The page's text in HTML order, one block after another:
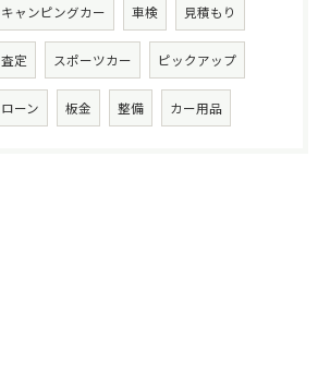
キャンピングカー 車検 見積もり
査定 スポーツカー ピックアップ
ローン 板金 整備 カー用品